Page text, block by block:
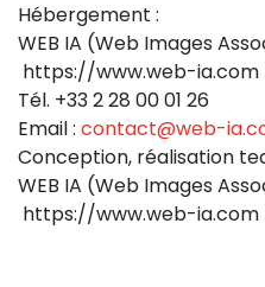
Hébergement :
WEB IA (Web Images
https://www.web-ia.com
Tél. +33 2 28 00 01 26
Email : contact@web-
Conception, réalisation
WEB IA (Web Images
https://www.web-ia.com